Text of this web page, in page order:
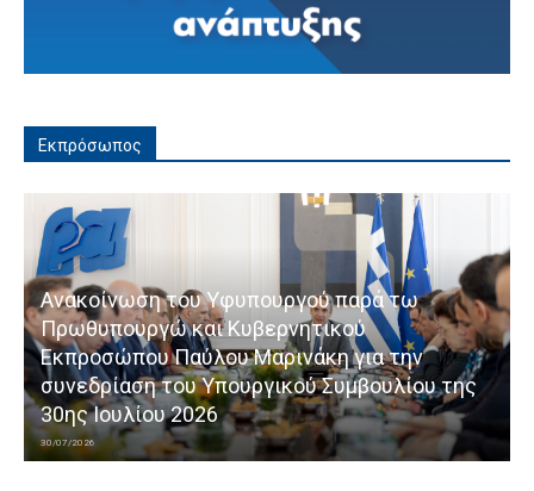
Εκπρόσωπος
Ανακοίνωση του Υφυπουργού παρά τω
Πρωθυπουργώ και Κυβερνητικού
Εκπροσώπου Παύλου Μαρινάκη για την
συνεδρίαση του Υπουργικού Συμβουλίου της
30ης Ιουλίου 2026
30/07/2026